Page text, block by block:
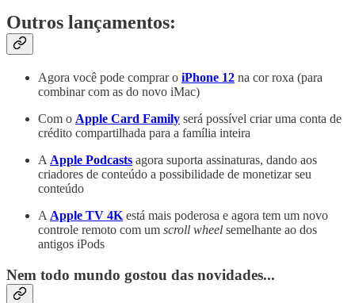
Outros lançamentos:
Agora você pode comprar o iPhone 12 na cor roxa (para
combinar com as do novo iMac)
Com o Apple Card Family será possível criar uma conta de
crédito compartilhada para a família inteira
A Apple Podcasts agora suporta assinaturas, dando aos
criadores de conteúdo a possibilidade de monetizar seu
conteúdo
A Apple TV 4K está mais poderosa e agora tem um novo
controle remoto com um scroll wheel semelhante ao dos
antigos iPods
Nem todo mundo gostou das novidades...